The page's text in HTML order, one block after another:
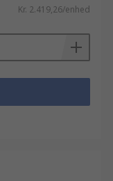
Kr. 2.419,26/enhed